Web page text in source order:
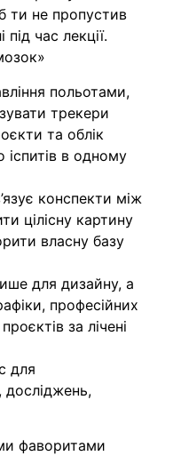
ти не пропустив
час лекції.
польотами,
трекери
та облік
іспитів в одному
конспекти між
цілісну картину
власну базу
для дизайну, а
професійних
за лічені
для
досліджень,
фаворитами